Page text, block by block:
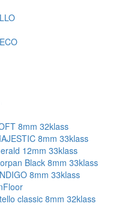
8mm 32klass
8mm 33klass
12mm 33klass
Black 8mm 33klass
8mm 33klass
classic 8mm 32klass